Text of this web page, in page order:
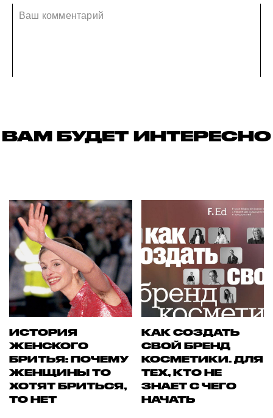
ВАМ БУДЕТ ИНТЕРЕСНО
ИСТОРИЯ
ЖЕНСКОГО
БРИТЬЯ: ПОЧЕМУ
ЖЕНЩИНЫ ТО
ХОТЯТ БРИТЬСЯ,
ТО НЕТ
КАК СОЗДАТЬ
СВОЙ БРЕНД
КОСМЕТИКИ. ДЛЯ
ТЕХ, КТО НЕ
ЗНАЕТ С ЧЕГО
НАЧАТЬ